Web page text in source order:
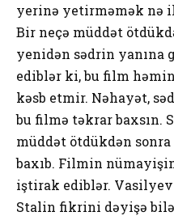
yerinə yetirməmək nə
Bir neçə müddət
yenidən sədrin yanına
ediblər ki, bu film
kəsb etmir. Nəhayət,
bu filmə təkrar baxsın.
müddət ötdükdən
baxıb. Filmin
iştirak ediblər. Vasilyev
Stalin fikrini dəyişə